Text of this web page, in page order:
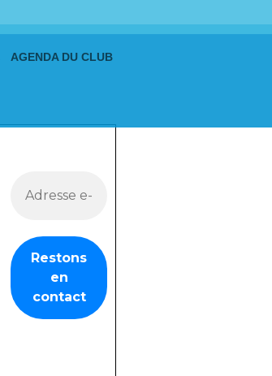
AGENDA DU CLUB